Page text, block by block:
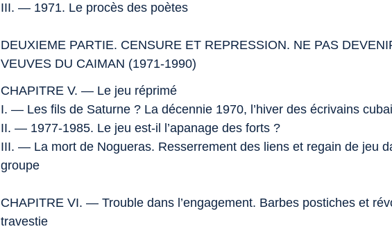
III. — 1971. Le procès des poètes
DEUXIEME PARTIE. CENSURE ET REPRESSION. NE PAS
VEUVES DU CAIMAN (1971-1990)
CHAPITRE V. — Le jeu réprimé
I. — Les fils de Saturne ? La décennie 1970, l’hiver des écrivains
II. — 1977-1985. Le jeu est-il l’apanage des forts ?
III. — La mort de Nogueras. Resserrement des liens et regain de jeu
groupe
CHAPITRE VI. — Trouble dans l’engagement. Barbes postiches et
travestie